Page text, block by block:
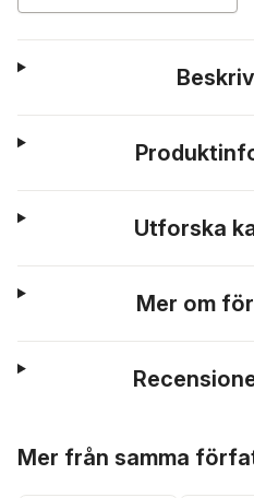
Utforska
Mer om
Mer från samma